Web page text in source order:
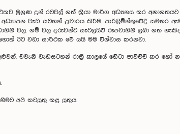
මුහුණ දුන් රටවල් ගත් ක්‍රියා මාර්ග අධ්‍යනය කර
වැඩ සටහන් ප්‍රචාරය කිරීම. පාර්ලිම්න්තුවේදී සමහර
වල. ගම් වල දරුවන්ට සැටලයිට් රූපවාහිනී ලබා ගත
ඊට වඩා සාර්ථක වේ යයි මම විශ්වාස කරනවා.
එවැනි වැඩසටහන් රාත්‍රී කාලයේ ඩේටා පාවිච්චි කර හෝ
අපි කටයුතු කළ යුතුය.